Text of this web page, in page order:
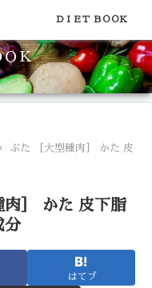
る！健康やダイエットに
ＯＫ
ぶた ［大型種肉］ かた 皮
肉］ かた 皮下脂
分
はてブ
ＤＩＥＴ ＢＯＯＫ